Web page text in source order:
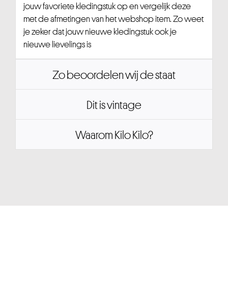
jouw favoriete kledingstuk op en vergelijk deze
met de afmetingen van het webshop item. Zo weet
je zeker dat jouw nieuwe kledingstuk ook je
nieuwe lievelings is
Zo beoordelen wij de staat
Dit is vintage
Waarom Kilo Kilo?